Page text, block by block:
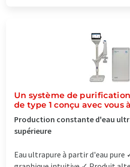
Un système de
de type 1 conçu avec vous
Production constante d'eau
supérieure
Eau ultrapure à partir d'eau pure